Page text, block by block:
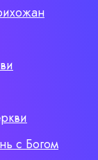
с Богом